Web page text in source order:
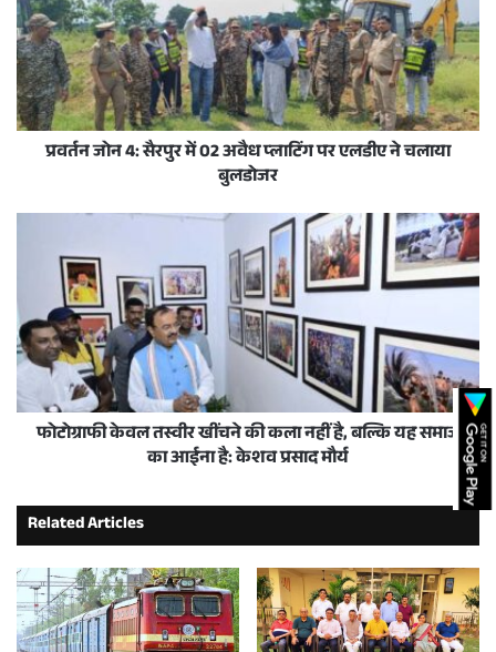
प्रवर्तन जोन 4: सैरपुर में 02 अवैध प्लाटिंग पर एलडीए ने चलाया
बुलडोजर
फोटोग्राफी केवल तस्वीर खींचने की कला नहीं है, बल्कि यह समाज
का आईना है: केशव प्रसाद मौर्य
Related Articles